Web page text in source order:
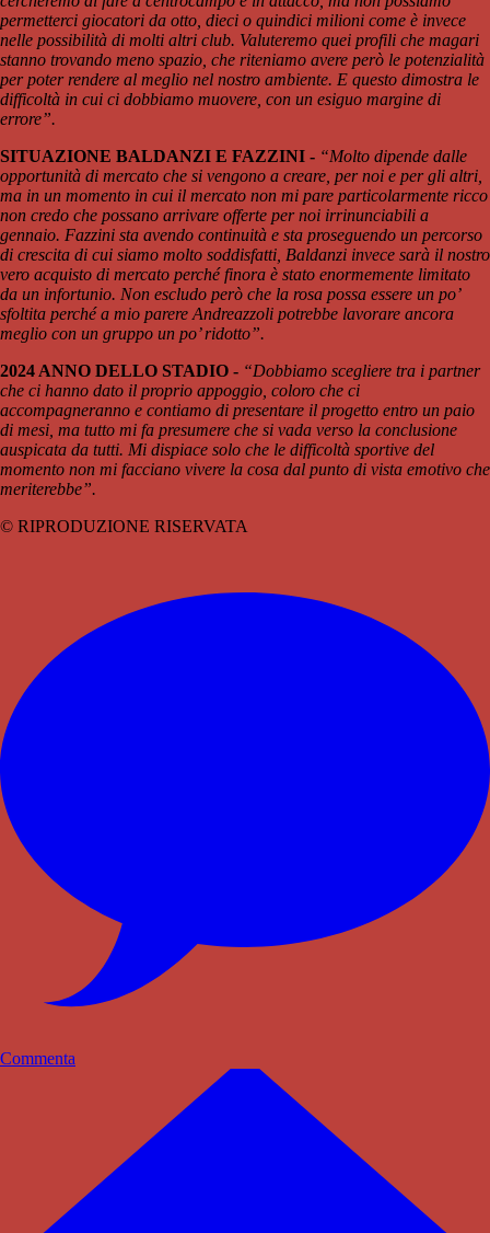
permetterci giocatori da otto, dieci o quindici milioni come è invece
nelle possibilità di molti altri club. Valuteremo quei profili che magari
stanno trovando meno spazio, che riteniamo avere però le potenzialità
per poter rendere al meglio nel nostro ambiente. E questo dimostra le
difficoltà in cui ci dobbiamo muovere, con un esiguo margine di
errore”.
SITUAZIONE BALDANZI E FAZZINI - “Molto dipende dalle
opportunità di mercato che si vengono a creare, per noi e per gli altri,
ma in un momento in cui il mercato non mi pare particolarmente ricco
non credo che possano arrivare offerte per noi irrinunciabili a
gennaio. Fazzini sta avendo continuità e sta proseguendo un percorso
di crescita di cui siamo molto soddisfatti, Baldanzi invece sarà il nostro
vero acquisto di mercato perché finora è stato enormemente limitato
da un infortunio. Non escludo però che la rosa possa essere un po’
sfoltita perché a mio parere Andreazzoli potrebbe lavorare ancora
meglio con un gruppo un po’ ridotto”.
2024 ANNO DELLO STADIO - “Dobbiamo scegliere tra i partner
che ci hanno dato il proprio appoggio, coloro che ci
accompagneranno e contiamo di presentare il progetto entro un paio
di mesi, ma tutto mi fa presumere che si vada verso la conclusione
auspicata da tutti. Mi dispiace solo che le difficoltà sportive del
momento non mi facciano vivere la cosa dal punto di vista emotivo che
meriterebbe”.
© RIPRODUZIONE RISERVATA
Commenta